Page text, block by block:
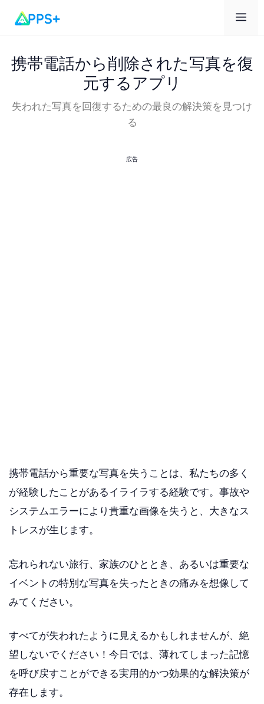
メ
携帯電話から削除された写真を復
元するアプリ
失われた写真を回復するための最良の解決策を見つけ
る
広告
携帯電話から重要な写真を失うことは、私たちの多く
が経験したことがあるイライラする経験です。事故や
システムエラーにより貴重な画像を失うと、大きなス
トレスが生じます。
忘れられない旅行、家族のひととき、あるいは重要な
イベントの特別な写真を失ったときの痛みを想像して
みてください。
すべてが失われたように見えるかもしれませんが、絶
望しないでください！今日では、薄れてしまった記憶
を呼び戻すことができる実用的かつ効果的な解決策が
存在します。